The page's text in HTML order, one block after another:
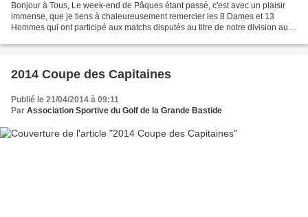
Bonjour à Tous, Le week-end de Pâques étant passé, c'est avec un plaisir
immense, que je tiens à chaleureusement remercier les 8 Dames et 13
Hommes qui ont participé aux matchs disputés au titre de notre division au
2014 Coupe des Capitaines
Publié le 21/04/2014 à 09:11
Par Association Sportive du Golf de la Grande Bastide